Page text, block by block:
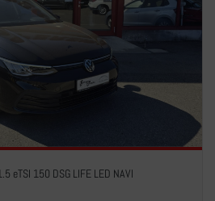
eTSI 150 DSG LIFE LED NAVI